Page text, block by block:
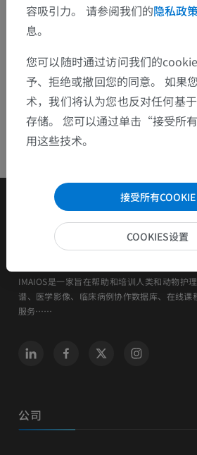
下载APP
IMAIOS是一家旨在帮助和培训人类和动物护
谱、医学影像、临床病例协作数据库、在线课
服务……
公司
容吸引力。 请参阅我们的隐私政
息。
您可以随时通过访问我们的
予、拒绝或撤回您的同意。 如果
术，我们将认为您也反对任何基
存储。 您可以通过单击“接受所
用这些技术。
接受所有COOKIE
COOKIES设置